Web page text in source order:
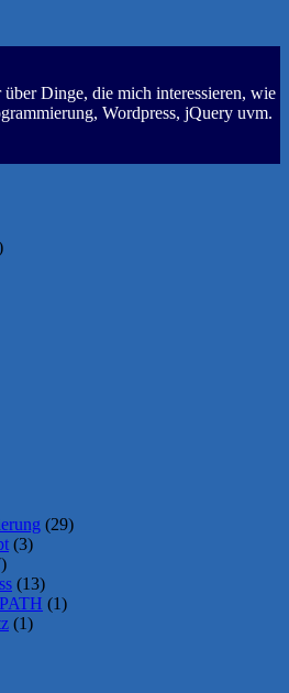
Dinge, die mich interessieren, wie
Wordpress, jQuery uvm.
(29)
(3)
(13)
(1)
(1)